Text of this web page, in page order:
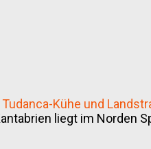
Kühe und
liegt im Norden